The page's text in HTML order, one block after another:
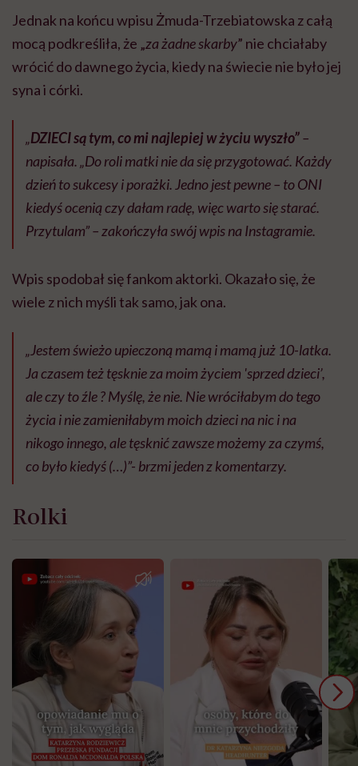
Jednak na końcu wpisu Żmuda-Trzebiatowska z całą
mocą podkreśliła, że „za żadne skarby” nie chciałaby
wrócić do dawnego życia, kiedy na świecie nie było jej
syna i córki.
„DZIECI są tym, co mi najlepiej w życiu wyszło”–
napisała. „Do roli matki nie da się przygotować. Każdy
dzień to sukcesy i porażki. Jedno jest pewne – to ONI
kiedyś ocenią czy dałam radę, więc warto się starać.
Przytulam” – zakończyła swój wpis na Instagramie.
Wpis spodobał się fankom aktorki. Okazało się, że
wiele z nich myśli tak samo, jak ona.
„Jestem świeżo upieczoną mamą i mamą już 10-latka.
Ja czasem też tęsknie za moim życiem 'sprzed dzieci’,
ale czy to źle ? Myślę, że nie. Nie wróciłabym do tego
życia i nie zamieniłabym moich dzieci na nic i na
nikogo innego, ale tęsknić zawsze możemy za czymś,
co było kiedyś (…)”- brzmi jeden z komentarzy.
Rolki